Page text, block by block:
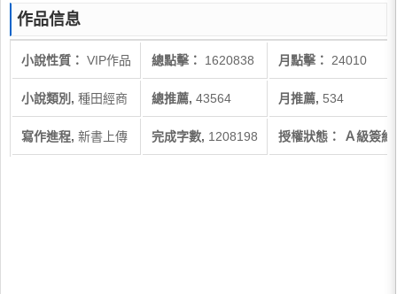
作品信息
小說性質： VIP作品 總點擊： 1620838 月點擊： 24010
小說類別, 種田經商 總推薦, 43564 月推薦, 534
寫作進程, 新書上傳 完成字數, 1208198 授權狀態： Ａ級簽約